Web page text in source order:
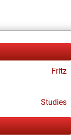
Fritz
Studies